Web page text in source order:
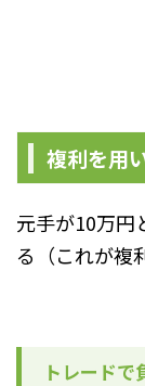
複利を用
元手が10万円
る（これが複
トレードで